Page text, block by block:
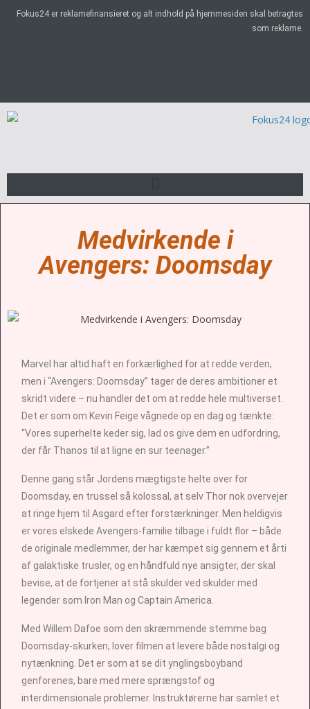
Fokus24 er reklamefinansieret og alt indhold på hjemmesiden skal betragtes
som reklame.
Medvirkende i
Avengers: Doomsday
Marvel har altid haft en forkærlighed for at redde verden,
men i “Avengers: Doomsday” tager de deres ambitioner et
skridt videre – nu handler det om at redde hele multiverset.
Det er som om Kevin Feige vågnede op en dag og tænkte:
“Vores superhelte keder sig, lad os give dem en udfordring,
der får Thanos til at ligne en sur teenager.”
Denne gang står Jordens mægtigste helte over for
Doomsday, en trussel så kolossal, at selv Thor nok overvejer
at ringe hjem til Asgard efter forstærkninger. Men heldigvis
er vores elskede Avengers-familie tilbage i fuldt flor – både
de originale medlemmer, der har kæmpet sig gennem et årti
af galaktiske trusler, og en håndfuld nye ansigter, der skal
bevise, at de fortjener at stå skulder ved skulder med
legender som Iron Man og Captain America.
Med Willem Dafoe som den skræmmende stemme bag
Doomsday-skurken, lover filmen at levere både nostalgi og
nytænkning. Det er som at se dit ynglingsboyband
genforenes, bare med mere sprængstof og
interdimensionale problemer. Instruktørerne har samlet et